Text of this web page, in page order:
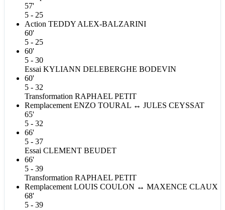
57'
5 - 25
Action TEDDY ALEX-BALZARINI
60'
5 - 25
60'
5 - 30
Essai KYLIANN DELEBERGHE BODEVIN
60'
5 - 32
Transformation RAPHAEL PETIT
Remplacement ENZO TOURAL ↔ JULES CEYSSAT
65'
5 - 32
66'
5 - 37
Essai CLEMENT BEUDET
66'
5 - 39
Transformation RAPHAEL PETIT
Remplacement LOUIS COULON ↔ MAXENCE CLAUX
68'
5 - 39